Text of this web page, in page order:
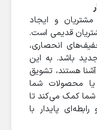
و ایجاد
قدیمی است.
انحصاری،
باشد. به این
هستند، تشویق
محصولات شما
شما کمک می‌کند تا
پایدار با